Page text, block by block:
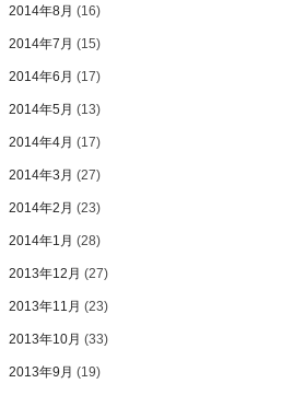
2014年8月 (16)
2014年7月 (15)
2014年6月 (17)
2014年5月 (13)
2014年4月 (17)
2014年3月 (27)
2014年2月 (23)
2014年1月 (28)
2013年12月 (27)
2013年11月 (23)
2013年10月 (33)
2013年9月 (19)